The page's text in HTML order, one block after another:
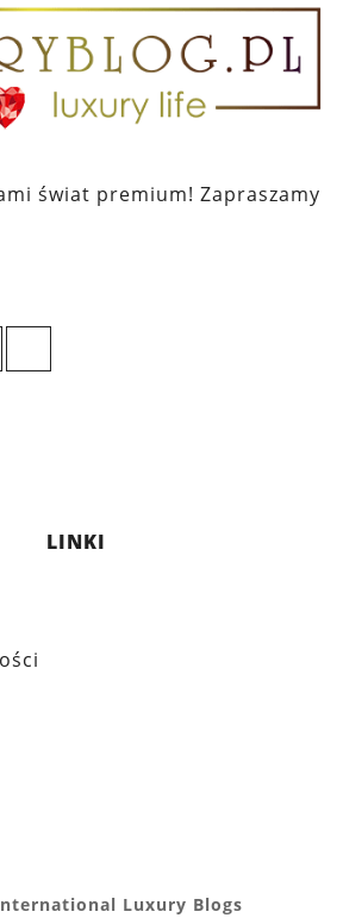
świat premium! Zapraszamy
LINKI
Luxury Blogs